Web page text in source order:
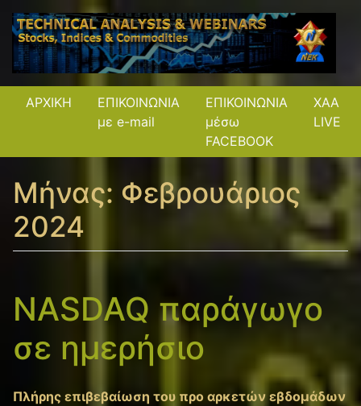
ΑΡΧΙΚΗ
ΕΠΙΚΟΙΝΩΝΙΑ
με e-mail
ΕΠΙΚΟΙΝΩΝΙΑ
μέσω
FACEBOOK
XAA
LIVE
Μήνας: Φεβρουάριος
2024
NASDAQ παράγωγο
σε ημερήσιο
Πλήρης επιβεβαίωση του προ αρκετών εβδομάδων